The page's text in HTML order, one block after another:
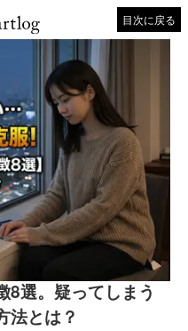
目次に戻る
8選。疑ってしまう
法とは？